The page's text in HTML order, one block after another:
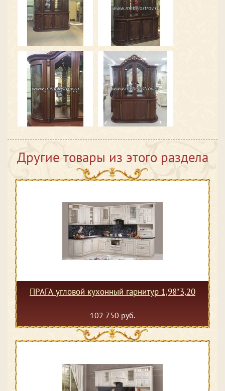
Другие товары из этого раздела
ПРАГА угловой кухонный гарнитур 1,98*3,20
102 750 руб.